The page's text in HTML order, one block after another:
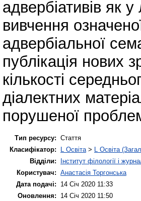
адвербіативів як у
вивчення
адвербіальної
публікація нових
кількості
діалектних
порушеної
Тип ресурсу: Стаття
Класифікатор:
L Освіта > L Освіта
Відділи:
Інститут філології і
Користувач: Анастасія Торгонська
Дата подачі:
14 Січ 2020 11:33
Оновлення:
14 Січ 2020 11:50